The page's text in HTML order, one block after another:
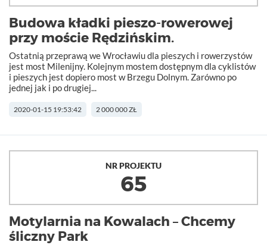
Budowa kładki pieszo-rowerowej
przy moście Rędzińskim.
Ostatnią przeprawą we Wrocławiu dla pieszych i rowerzystów
jest most Milenijny. Kolejnym mostem dostępnym dla cyklistów
i pieszych jest dopiero most w Brzegu Dolnym. Zarówno po
jednej jak i po drugiej...
2020-01-15 19:53:42 2 000 000 ZŁ
NR PROJEKTU
65
Motylarnia na Kowalach – Chcemy
śliczny Park